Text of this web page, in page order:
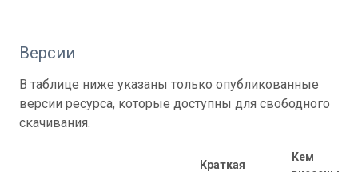
Версии
В таблице ниже указаны только опубликованные
версии ресурса, которые доступны для свободного
скачивания.
Краткая
Кем